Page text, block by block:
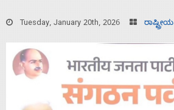
Tuesday, January 20th, 2026 ರಾಷ್ಟ್ರೀಯ